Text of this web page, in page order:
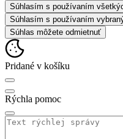
Súhlasím s používaním
Súhlasím s používaním
Súhlas môžete odmietnuť
Pridané v košíku
Rýchla pomoc